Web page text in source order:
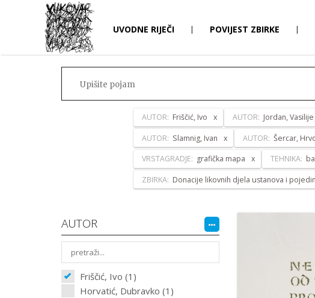
UVODNE RIJEČI | POVIJEST ZBIRKE |
AUTOR: Friščić, Ivo AUTOR: Jordan, Vasilije
AUTOR: Slamnig, Ivan AUTOR: Šercar,
VRSTAGRADJE: grafička mapa TEHNIKA:
ZBIRKA: Donacije likovnih djela ustanova i
AUTOR
Friščić, Ivo (1)
Horvatić, Dubravko (1)